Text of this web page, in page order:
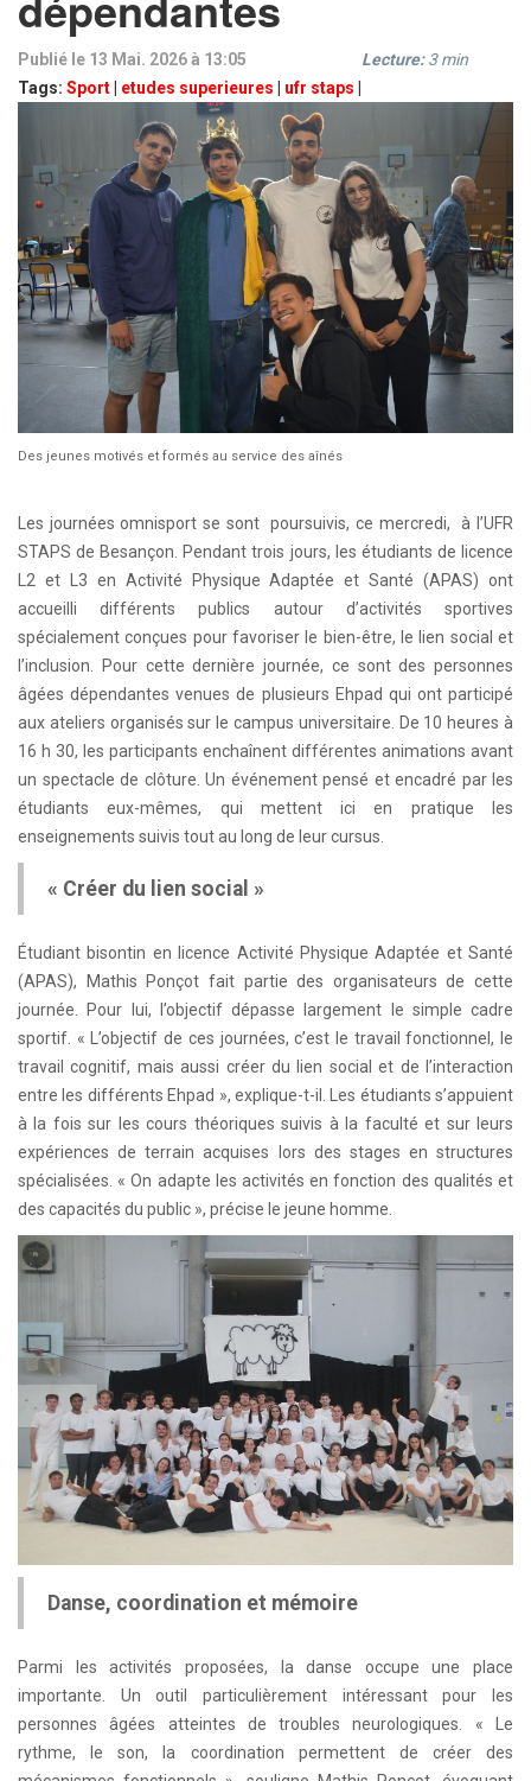
Publié le 13 Mai. 2026 à 13:05
Tags: Sport etudes superieures ufr staps
Lecture: 3min
Des jeunes motivés et formés au service des aînés
Les journées omnisport se sont poursuivis, ce mercredi, à l’UFR
STAPS de Besançon. Pendant trois jours, les étudiants de licence
L2 et L3 en Activité Physique Adaptée et Santé (APAS) ont
accueilli différents publics autour d’activités sportives
spécialement conçues pour favoriser le bien-être, le lien social et
l’inclusion. Pour cette dernière journée, ce sont des personnes
âgées dépendantes venues de plusieurs Ehpad qui ont participé
aux ateliers organisés sur le campus universitaire. De 10 heures à
16 h 30, les participants enchaînent différentes animations avant
un spectacle de clôture. Un événement pensé et encadré par les
étudiants eux-mêmes, qui mettent ici en pratique les
enseignements suivis tout au long de leur cursus.
« Créer du lien social »
Étudiant bisontin en licence Activité Physique Adaptée et Santé
(APAS), Mathis Ponçot fait partie des organisateurs de cette
journée. Pour lui, l’objectif dépasse largement le simple cadre
sportif. « L’objectif de ces journées, c’est le travail fonctionnel, le
travail cognitif, mais aussi créer du lien social et de l’interaction
entre les différents Ehpad », explique-t-il. Les étudiants s’appuient
à la fois sur les cours théoriques suivis à la faculté et sur leurs
expériences de terrain acquises lors des stages en structures
spécialisées. « On adapte les activités en fonction des qualités et
des capacités du public », précise le jeune homme.
Danse, coordination et mémoire
Parmi les activités proposées, la danse occupe une place
importante. Un outil particulièrement intéressant pour les
personnes âgées atteintes de troubles neurologiques. « Le
rythme, le son, la coordination permettent de créer des